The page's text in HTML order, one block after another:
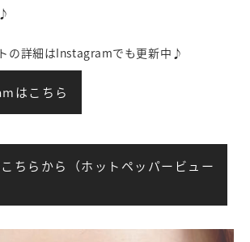
の詳細はInstagramでも更新中♪
はこちら
ちらから（ホットペッパービュー